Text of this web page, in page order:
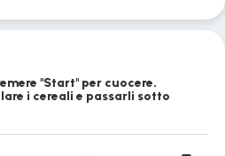
"Start" per cuocere.
i cereali e passarli sotto